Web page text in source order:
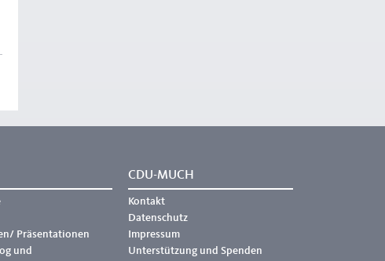
Präsentationen
und
CDU-MUCH
Kontakt
Datenschutz
Impressum
Unterstützung und Spenden